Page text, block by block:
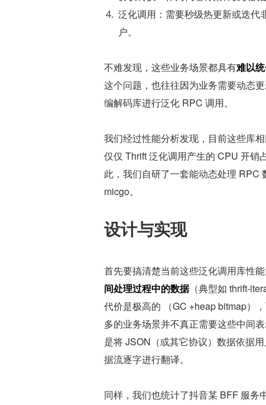
泛化调用：需要秒级热更新或迭代
户。
不难发现，这些业务场景都具有难以
这个问题，也往往因为业务需要动态
编解码库进行泛化 RPC 调用。
我们经过性能分析发现，目前这些库
仅仅 Thrift 泛化调用产生的 CPU 开销
此，我们自研了一套能动态处理
micgo。
设计与实现
首先要搞清楚当前这些泛化调用库性
间处理过程中的数据（典型如 thrift-
代价是极高的 （GC +heap bitmap）
多的业务场景并不真正需要这些中间
是将 JSON（或其它协议）数据依据
据流逐字进行翻译。
同样，我们也统计了抖音某 BFF 服务